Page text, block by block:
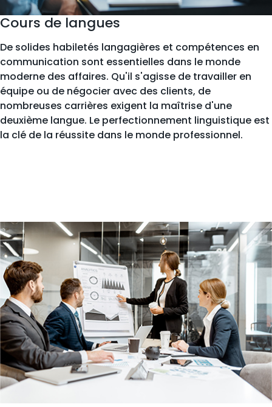
Cours de langues
De solides habiletés langagières et compétences en
communication sont essentielles dans le monde
moderne des affaires. Qu'il s'agisse de travailler en
équipe ou de négocier avec des clients, de
nombreuses carrières exigent la maîtrise d'une
deuxième langue. Le perfectionnement linguistique est
la clé de la réussite dans le monde professionnel.